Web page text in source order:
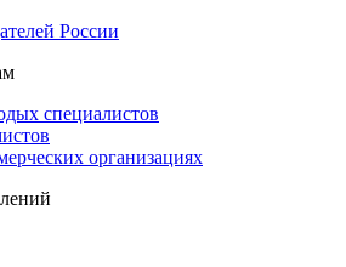
России
специалистов
организациях